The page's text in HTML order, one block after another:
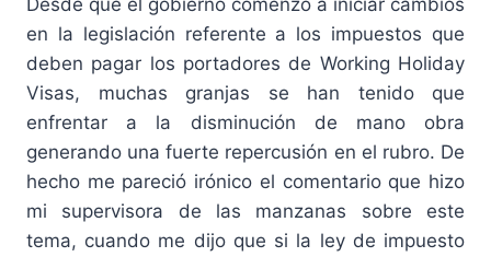
en la legislación referente a los impuestos que
deben pagar los portadores de Working Holiday
Visas, muchas granjas se han tenido que
enfrentar a la disminución de mano obra
generando una fuerte repercusión en el rubro. De
hecho me pareció irónico el comentario que hizo
mi supervisora de las manzanas sobre este
tema, cuando me dijo que si la ley de impuesto